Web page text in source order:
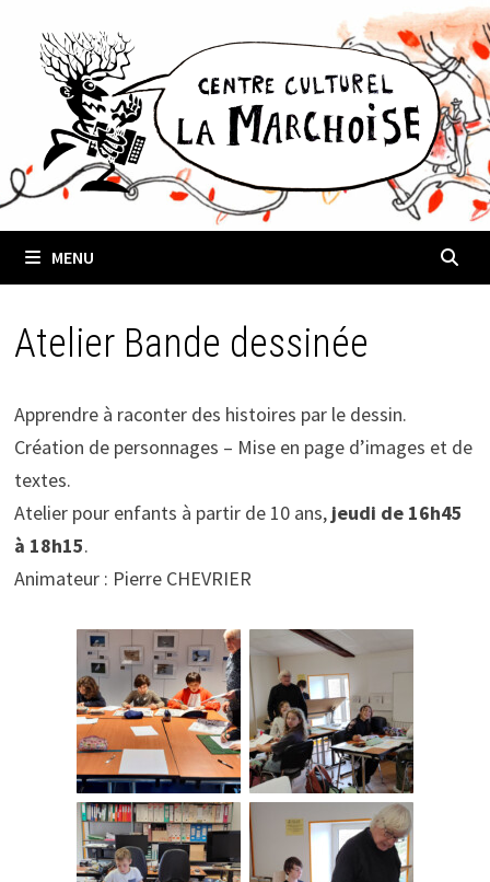
contenu
MENU
Atelier Bande dessinée
Apprendre à raconter des histoires par le dessin.
Création de personnages – Mise en page d’images et de
textes.
Atelier pour enfants à partir de 10 ans, jeudi de 16h45
à 18h15.
Animateur : Pierre CHEVRIER